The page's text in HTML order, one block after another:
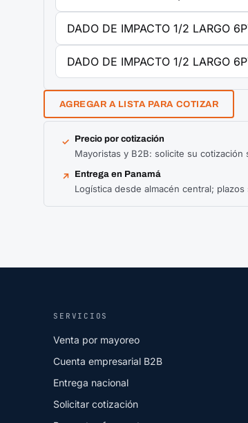
DADO DE IMPACTO 1/2 LARGO
DADO DE IMPACTO 1/2 LARGO
AGREGAR A LISTA PARA COTIZAR
✓ Precio por cotización
Mayoristas y B2B: solicite su cotización
↗ Entrega en Panamá
Logística desde almacén central;
SERVICIOS
Venta por mayoreo
Cuenta empresarial B2B
Entrega nacional
Solicitar cotización